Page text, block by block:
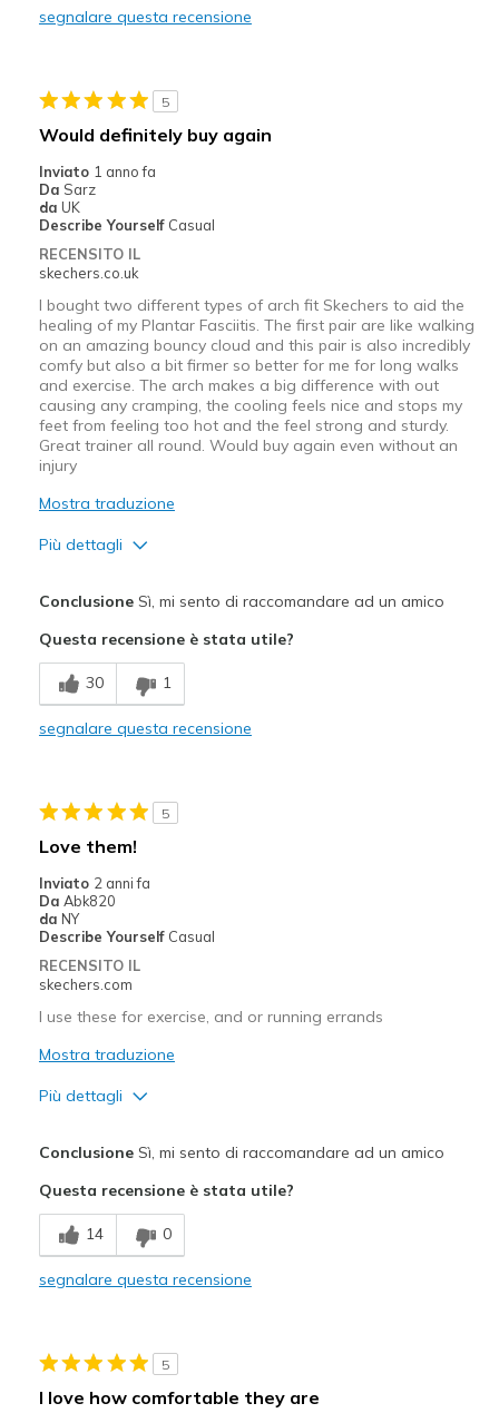
Feels true to size
View On Shoes
segnalare questa recensione
5
Would definitely buy again
Inviato 1 anno fa
Da Sarz
da UK
Describe Yourself Casual
RECENSITO IL
skechers.co.uk
I bought two different types of arch fit Skechers to aid the
healing of my Plantar Fasciitis. The first pair are like walking
on an amazing bouncy cloud and this pair is also incredibly
comfy but also a bit firmer so better for me for long walks
and exercise. The arch makes a big difference with out
causing any cramping, the cooling feels nice and stops my
feet from feeling too hot and the feel strong and sturdy.
Great trainer all round. Would buy again even without an
injury
Mostra traduzione
Più dettagli
Breathe Well
Comfortable
Migliori Utilizzi:
Going Out
Feels true to size
View On Shoes
ConclusioneSì, mi sento di raccomandare ad un amico
Questa recensione è stata utile?
30 1
segnalare questa recensione
5
Love them!
Inviato 2 anni fa
Da Abk820
da NY
Describe Yourself Casual
RECENSITO IL
skechers.com
I use these for exercise, and or running errands
Mostra traduzione
Più dettagli
Breathe Well
Comfortable
Casual Wear
ConclusioneSì, mi sento di raccomandare ad un amico
Questa recensione è stata utile?
14 0
segnalare questa recensione
5
I love how comfortable they are